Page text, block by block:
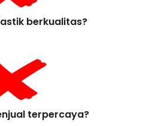
berkualitas?
terpercaya?